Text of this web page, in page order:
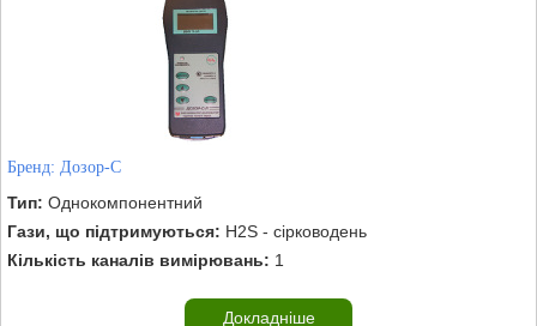
Бренд: Дозор-С
Тип: Однокомпонентний
Гази, що підтримуються: H2S - сірководень
Кількість каналів вимірювань: 1
Докладніше